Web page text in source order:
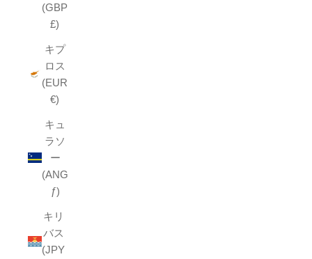
(GBP
£)
キプ
ロス
(EUR
€)
キュ
ラソ
ー
(ANG
ƒ)
キリ
バス
(JPY